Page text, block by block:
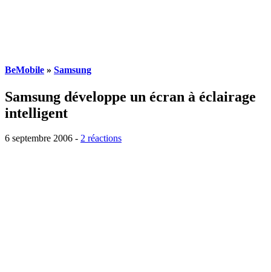
BeMobile » Samsung
Samsung développe un écran à éclairage
intelligent
6 septembre 2006 - 2 réactions